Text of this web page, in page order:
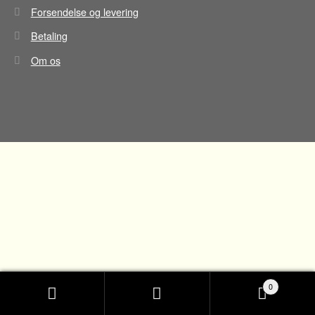
Forsendelse og levering
Betaling
Om os
0